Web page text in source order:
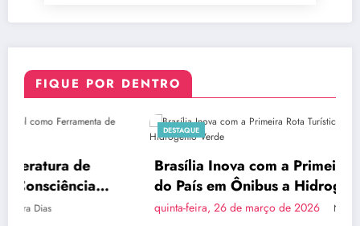
FIQUE POR DENTRO
Brasília Inova com a Primeira Rota Turística
do País em Ônibus a Hidrogênio Verde
quinta-feira, 26 de março de 2026 Naiara Dias